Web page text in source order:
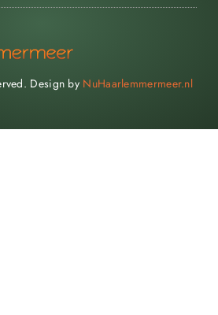
Design by NuHaarlemmermeer.nl